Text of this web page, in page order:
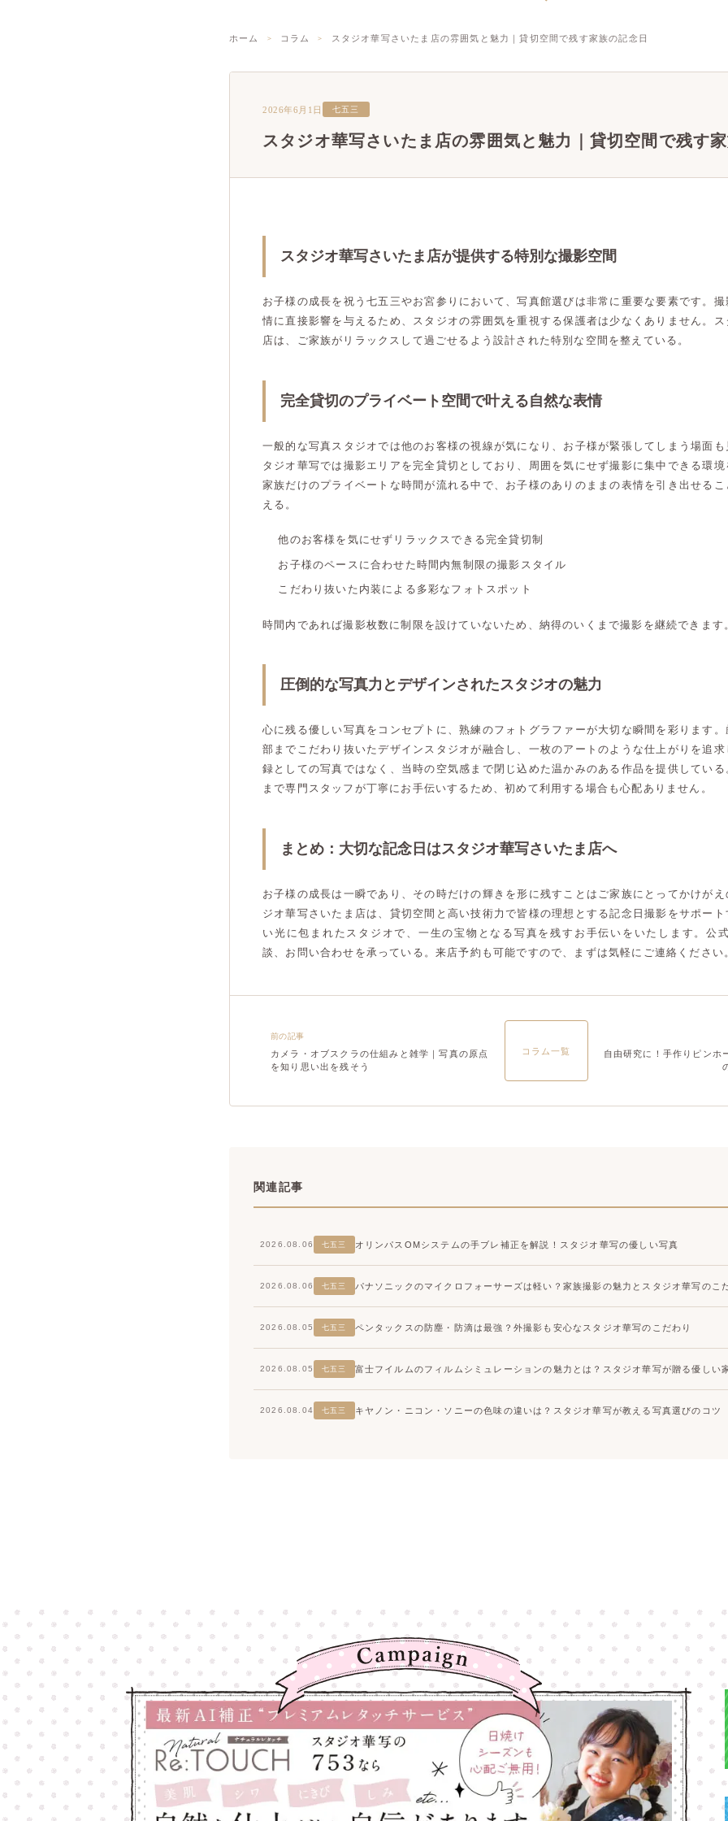
ホーム コラム スタジオ華写さいたま店の雰囲気と魅力｜貸切空間で残す家族の記念日
2026年6月1日 七五三
スタジオ華写さいたま店の雰囲気と魅力｜貸切空間で残す
スタジオ華写さいたま店が提供する特別な撮影空間
お子様の成長を祝う七五三やお宮参りにおいて、写真館選びは非常に重要な要素です。
情に直接影響を与えるため、スタジオの雰囲気を重視する保護者は少なくありません。ス
店は、ご家族がリラックスして過ごせるよう設計された特別な空間を整えている。
完全貸切のプライベート空間で叶える自然な表情
一般的な写真スタジオでは他のお客様の視線が気になり、お子様が緊張してしまう場面も
タジオ華写では撮影エリアを完全貸切としており、周囲を気にせず撮影に集中できる環
家族だけのプライベートな時間が流れる中で、お子様のありのままの表情を引き出せる
える。
他のお客様を気にせずリラックスできる完全貸切制
お子様のペースに合わせた時間内無制限の撮影スタイル
こだわり抜いた内装による多彩なフォトスポット
時間内であれば撮影枚数に制限を設けていないため、納得のいくまで撮影を継続できます
圧倒的な写真力とデザインされたスタジオの魅力
心に残る優しい写真をコンセプトに、熟練のフォトグラファーが大切な瞬間を彩ります
部までこだわり抜いたデザインスタジオが融合し、一枚のアートのような仕上がりを追
録としての写真ではなく、当時の空気感まで閉じ込めた温かみのある作品を提供してい
まで専門スタッフが丁寧にお手伝いするため、初めて利用する場合も心配ありません。
まとめ：大切な記念日はスタジオ華写さいたま店へ
お子様の成長は一瞬であり、その時だけの輝きを形に残すことはご家族にとってかけがえ
ジオ華写さいたま店は、貸切空間と高い技術力で皆様の理想とする記念日撮影をサポート
い光に包まれたスタジオで、一生の宝物となる写真を残すお手伝いをいたします。公
談、お問い合わせを承っている。来店予約も可能ですので、まずは気軽にご連絡ください
前の記事
カメラ・オブスクラの仕組みと雑学｜写真の原点
を知り思い出を残そう
コラム一覧
自由研究に！手作りピンホ
関連記事
2026.08.06 七五三 オリンパスOMシステムの手ブレ補正を解説！スタジオ華写の優しい写真
2026.08.06 七五三 パナソニックのマイクロフォーサーズは軽い？家族撮影の魅力とスタジオ華写のこ
2026.08.05 七五三 ペンタックスの防塵・防滴は最強？外撮影も安心なスタジオ華写のこだわり
2026.08.05 七五三 富士フイルムのフィルムシミュレーションの魅力とは？スタジオ華写が贈る優しい
2026.08.04 七五三 キヤノン・ニコン・ソニーの色味の違いは？スタジオ華写が教える写真選びのコツ